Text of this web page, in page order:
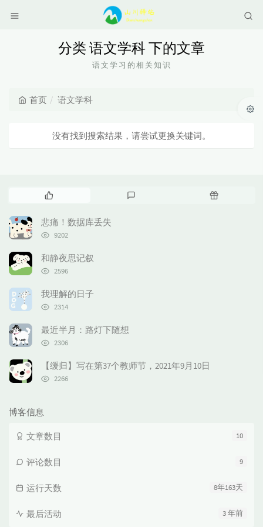
分类 语文学科 下的文章
语文学习的相关知识
首页 语文学科
没有找到搜索结果，请尝试更换关键词。
热
文
章
随
悲痛！数据库丢失
浏
次
数:
9202
和静夜思记叙
浏
次
数:
2596
我理解的日子
浏
次
数:
2314
最近半月：路灯下随想
浏
次
数:
2306
【缓归】写在第37个教师节，2021年9月10日
浏
2266
博客信息
10
文章数目
9
评论数目
8年163天
运行天数
3 年前
最后活动